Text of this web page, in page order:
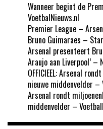
Wanneer begint de
VoetbalNieuws.nl
Premier League –
Bruno Guimaraes –
Arsenal presenteert
Araujo aan Liverpool’ –
OFFICIEEL: Arsenal
nieuwe middenvelder –
Arsenal rondt
middenvelder –